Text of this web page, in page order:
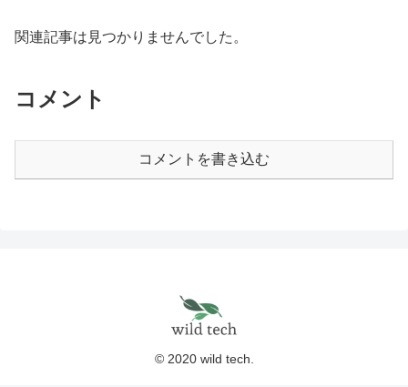
関連記事は見つかりませんでした。
コメント
コメントを書き込む
© 2020 wild tech.